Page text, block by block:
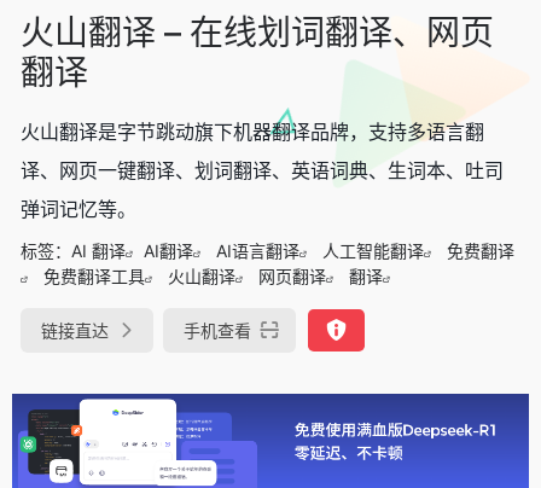
火山翻译 – 在线划词翻译、网页
翻译
火山翻译是字节跳动旗下机器翻译品牌，支持多语言翻
译、网页一键翻译、划词翻译、英语词典、生词本、吐司
弹词记忆等。
标签： AI 翻译 AI翻译 AI语言翻译 人工智能翻译
免费翻译
免费翻译工具
火山翻译 网页翻译 翻译
链接直达 手机查看